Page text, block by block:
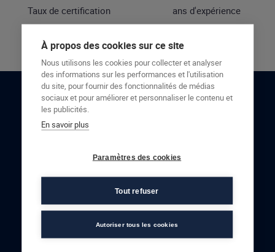
Taux de certification ans d'expérience
RESTONS EN CONTACT
À propos des cookies sur ce site
Nous utilisons les cookies pour collecter et analyser
des informations sur les performances et l'utilisation
du site, pour fournir des fonctionnalités de médias
sociaux et pour améliorer et personnaliser le contenu et
les publicités.
En savoir plus
Paramètres des cookies
Tout refuser
Autoriser tous les cookies